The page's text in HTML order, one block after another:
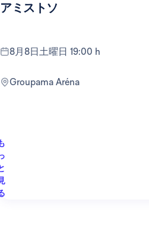
アミストソ
8月8日土曜日 19:00 h
Groupama Aréna